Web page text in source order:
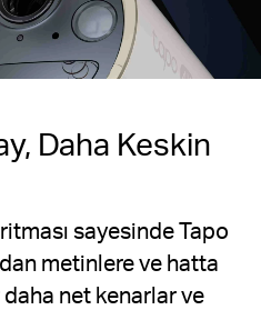
Daha Keskin
sayesinde Tapo
metinlere ve hatta
net kenarlar ve